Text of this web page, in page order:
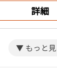
詳細
【別館
洋室4.5